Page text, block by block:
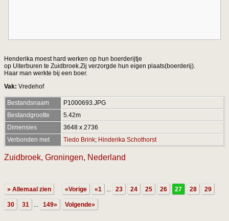
Henderika moest hard werken op hun boerderijtje
op Uiterburen te Zuidbroek.Zij verzorgde hun eigen plaats(boerderij).
Haar man werkte bij een boer.
Vak: Vredehof
Bestandsnaam
P1000693.JPG
Bestandgrootte
5.42m
Dimensies
3648 x 2736
Verbonden met
Tiedo Brink; Hinderika Schothorst
Zuidbroek, Groningen, Nederland
» Allemaal zien «Vorige «1 ... 23 24 25 26 27 28 29
30 31 ... 149» Volgende»